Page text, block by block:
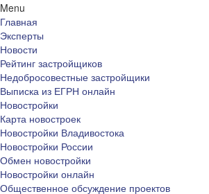
Menu
Главная
Эксперты
Новости
Рейтинг застройщиков
Недобросовестные застройщики
Выписка из ЕГРН онлайн
Новостройки
Карта новостроек
Новостройки Владивостока
Новостройки России
Обмен новостройки
Новостройки онлайн
Общественное обсуждение проектов